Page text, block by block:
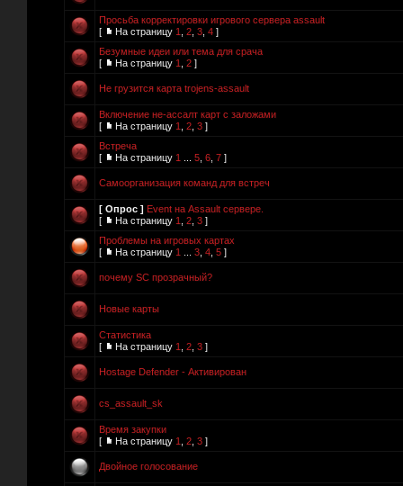
Просьба корректировки игрового сервера assault
[
На страницу 1 2 3 4 ]
Безумные идеи или тема для срача
[
На страницу 1 2 ]
Не грузится карта trojens-assault
Включение не-ассалт карт с заложами
[
На страницу 1 2 3 ]
Встреча
[
На страницу 1 5 6 7 ]
Самоорганизация команд для встреч
[ Опрос ] Event на Assault сервере.
[
На страницу 1 2 3 ]
Проблемы на игровых картах
[
На страницу 1 3 4 5 ]
почему SC прозрачный?
Новые карты
Статистика
[
На страницу 1 2 3 ]
Hostage Defender - Активирован
cs_assault_sk
Время закупки
[
На страницу 1 2 3 ]
Двойное голосование